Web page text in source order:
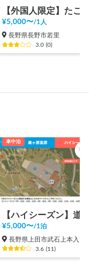
¥5,000〜/1人
長野県長野市若里
3.0 (0)
車中泊
¥5,000〜/1泊
長野県上田市武石上本入
3.6 (11)